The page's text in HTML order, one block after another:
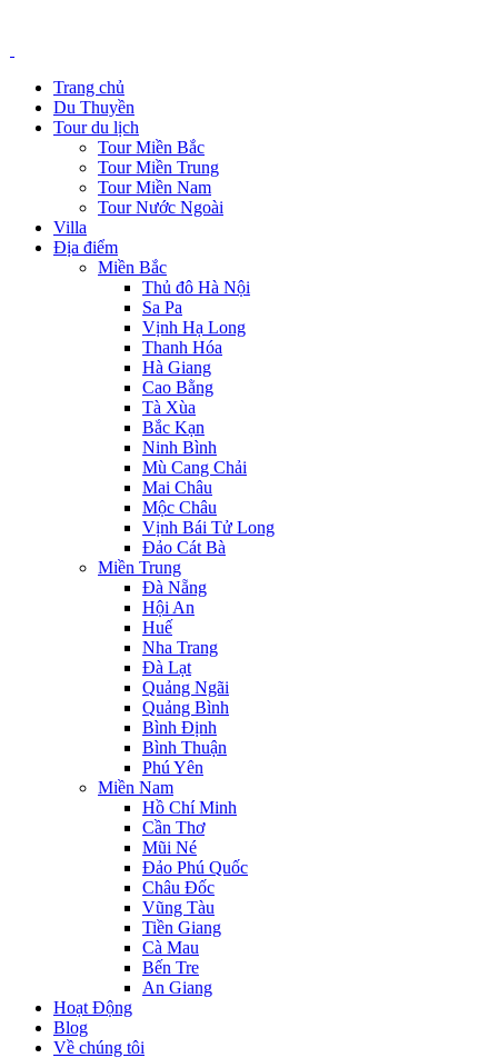
Trang chủ
Du Thuyền
Tour du lịch
Tour Miền Bắc
Tour Miền Trung
Tour Miền Nam
Tour Nước Ngoài
Villa
Địa điểm
Miền Bắc
Thủ đô Hà Nội
Sa Pa
Vịnh Hạ Long
Thanh Hóa
Hà Giang
Cao Bằng
Tà Xùa
Bắc Kạn
Ninh Bình
Mù Cang Chải
Mai Châu
Mộc Châu
Vịnh Bái Tử Long
Đảo Cát Bà
Miền Trung
Đà Nẵng
Hội An
Huế
Nha Trang
Đà Lạt
Quảng Ngãi
Quảng Bình
Bình Định
Bình Thuận
Phú Yên
Miền Nam
Hồ Chí Minh
Cần Thơ
Mũi Né
Đảo Phú Quốc
Châu Đốc
Vũng Tàu
Tiền Giang
Cà Mau
Bến Tre
An Giang
Hoạt Động
Blog
Về chúng tôi